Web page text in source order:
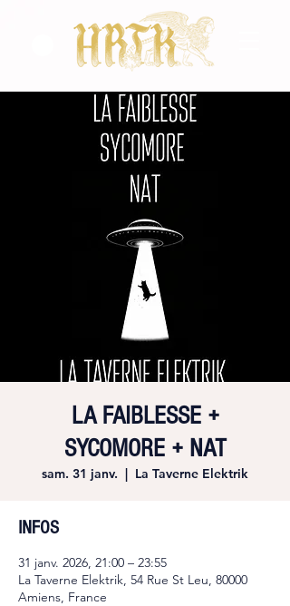
LA FAIBLESSE +
SYCOMORE + NAT
sam. 31 janv.
  |
La Taverne Elektrik
INFOS
31 janv. 2026, 21:00 – 23:55
La Taverne Elektrik, 54 Rue St Leu, 80000
Amiens, France